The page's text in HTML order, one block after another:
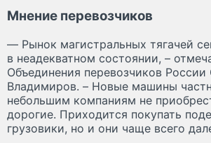
Мнение перевозчиков
— Рынок магистральных тягачей
в неадекватном состоянии, –
Объединения перевозчиков России
Владимиров. – Новые машины
небольшим компаниям не
дорогие. Приходится покупать
грузовики, но и они чаще всего